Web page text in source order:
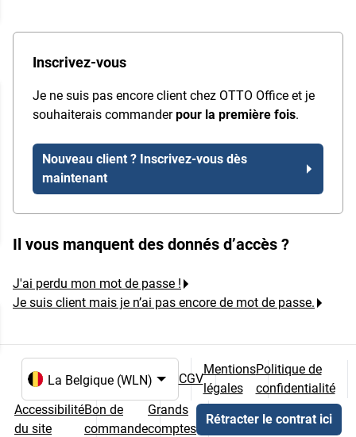
Inscrivez-vous
Je ne suis pas encore client chez OTTO Office et je
souhaiterais commanderpour la première fois.
Nouveau client ? Inscrivez-vous dès
maintenant
Il vous manquent des donnés d’accès ?
J'ai perdu mon mot de passe !
Je suis client mais je n’ai pas encore de mot de passe.
Choix de la langue et du pays
CGV
Mentions
légales
Politique de
confidentialité
Accessibilité
du site
Bon de
commande
Grands
comptes
Rétracter le contrat ici